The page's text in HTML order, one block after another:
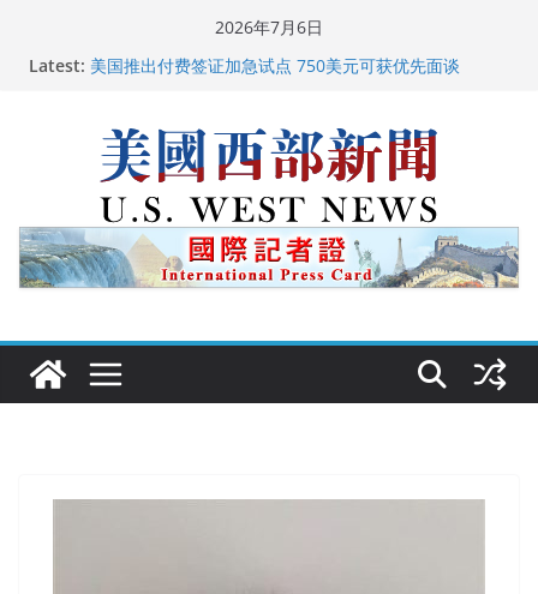
2026年7月6日
Latest: 美国推出付费签证加急试点 750美元可获优先面谈
美国最高法院维持“出生公民权” : 出生在美国就是美国
人！
中国驻美国大使谢锋邀请美国老教师罗纳德·萨科尔斯基
再次访华
广州市沉香协会会长周天明：让沉香有序走向世界